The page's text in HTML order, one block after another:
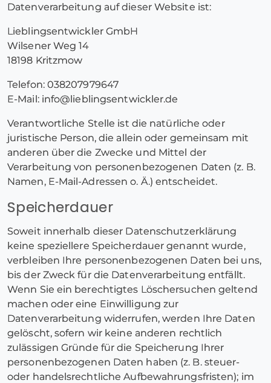
Datenverarbeitung auf dieser Website ist:
Lieblingsentwickler GmbH
Wilsener Weg 14
18198 Kritzmow
Telefon: 038207979647
E-Mail: info@lieblingsentwickler.de
Verantwortliche Stelle ist die natürliche oder
juristische Person, die allein oder gemeinsam mit
anderen über die Zwecke und Mittel der
Verarbeitung von personenbezogenen Daten (z. B.
Namen, E-Mail-Adressen o. Ä.) entscheidet.
Speicherdauer
Soweit innerhalb dieser Datenschutzerklärung
keine speziellere Speicherdauer genannt wurde,
verbleiben Ihre personenbezogenen Daten bei uns,
bis der Zweck für die Datenverarbeitung entfällt.
Wenn Sie ein berechtigtes Löschersuchen geltend
machen oder eine Einwilligung zur
Datenverarbeitung widerrufen, werden Ihre Daten
gelöscht, sofern wir keine anderen rechtlich
zulässigen Gründe für die Speicherung Ihrer
personenbezogenen Daten haben (z. B. steuer-
oder handelsrechtliche Aufbewahrungsfristen); im